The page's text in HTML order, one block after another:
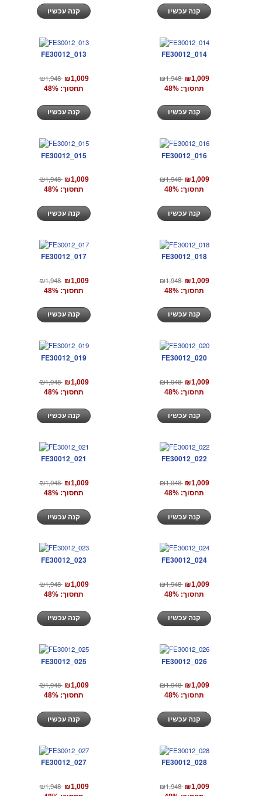
FE30012_013
₪1,948 ₪1,009
תחסוך: 48%
FE30012_014
₪1,948 ₪1,009
תחסוך: 48%
FE30012_015
₪1,948 ₪1,009
תחסוך: 48%
FE30012_016
₪1,948 ₪1,009
תחסוך: 48%
FE30012_017
₪1,948 ₪1,009
תחסוך: 48%
FE30012_018
₪1,948 ₪1,009
תחסוך: 48%
FE30012_019
₪1,948 ₪1,009
תחסוך: 48%
FE30012_020
₪1,948 ₪1,009
תחסוך: 48%
FE30012_021
₪1,948 ₪1,009
תחסוך: 48%
FE30012_022
₪1,948 ₪1,009
תחסוך: 48%
FE30012_023
₪1,948 ₪1,009
תחסוך: 48%
FE30012_024
₪1,948 ₪1,009
תחסוך: 48%
FE30012_025
₪1,948 ₪1,009
תחסוך: 48%
FE30012_026
₪1,948 ₪1,009
תחסוך: 48%
FE30012_027
₪1,948 ₪1,009
FE30012_028
₪1,948 ₪1,009